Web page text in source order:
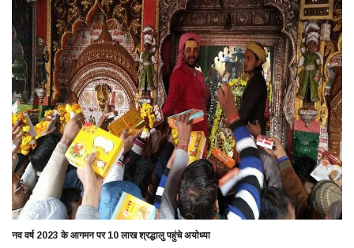
नव वर्ष 2023 के आगमन पर 10 लाख श्रद्धालु पहुंचे अयोध्या